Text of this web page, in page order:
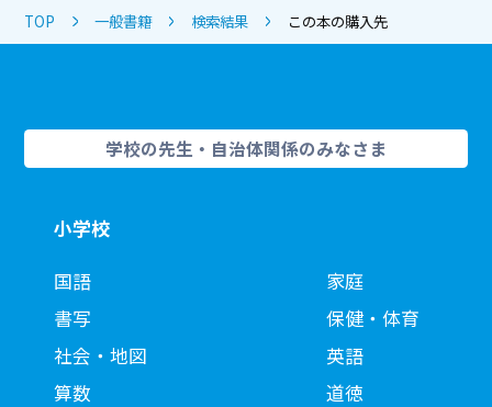
TOP 一般書籍 検索結果 この本の購入先
学校の先生・自治体関係のみなさま
小学校
国語
書写
社会・地図
算数
家庭
保健・体育
英語
道徳